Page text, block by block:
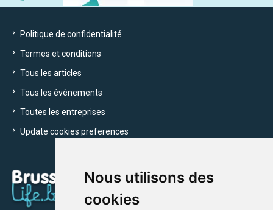
Nous utilisons des
cookies
Politique de confidentialité
Termes et conditions
Tous les articles
Tous les évènements
Toutes les entreprises
Update cookies preferences